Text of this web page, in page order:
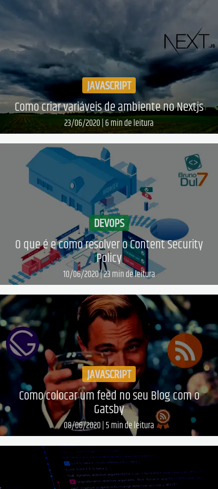
Como criar variáveis de ambiente no Nextjs
JAVASCRIPT
23/06/2020 6min de leitura
Leia mais...
O que é e como resolver o Content Security
Policy
DEVOPS
10/06/2020|23min de leitura
Leia mais...
Como colocar um feed no seu Blog com o
Gatsby
JAVASCRIPT
08/06/2020 5min de leitura
Leia mais...